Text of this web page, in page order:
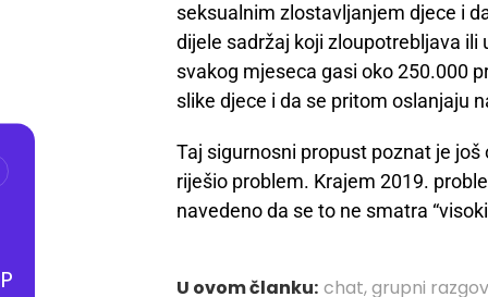
seksualnim zlostavljanjem djece i
dijele sadržaj koji zloupotrebljava
svakog mjeseca gasi oko 250.000
slike djece i da se pritom oslanjaju
Taj sigurnosni propust poznat je
riješio problem. Krajem 2019.
navedeno da se to ne smatra
U ovom članku: chat,grupni
P